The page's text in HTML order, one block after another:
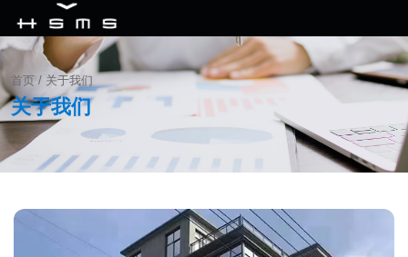
首页 / 关于我们
关于我们